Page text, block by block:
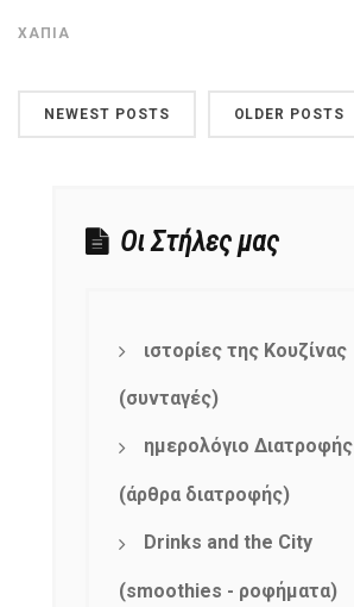
ΧΆΠΙΑ
NEWEST POSTS OLDER POSTS
Οι Στήλες μας
ιστορίες της Κουζίνας
(συνταγές)
ημερολόγιο Διατροφής
(άρθρα διατροφής)
Drinks and the City
(smoothies - ροφήματα)